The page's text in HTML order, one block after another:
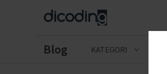
Blog KATEGORI